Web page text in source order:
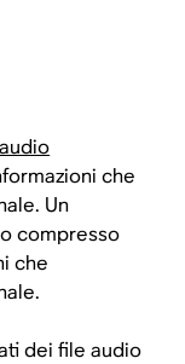
che
Un
compresso
che
dei file audio